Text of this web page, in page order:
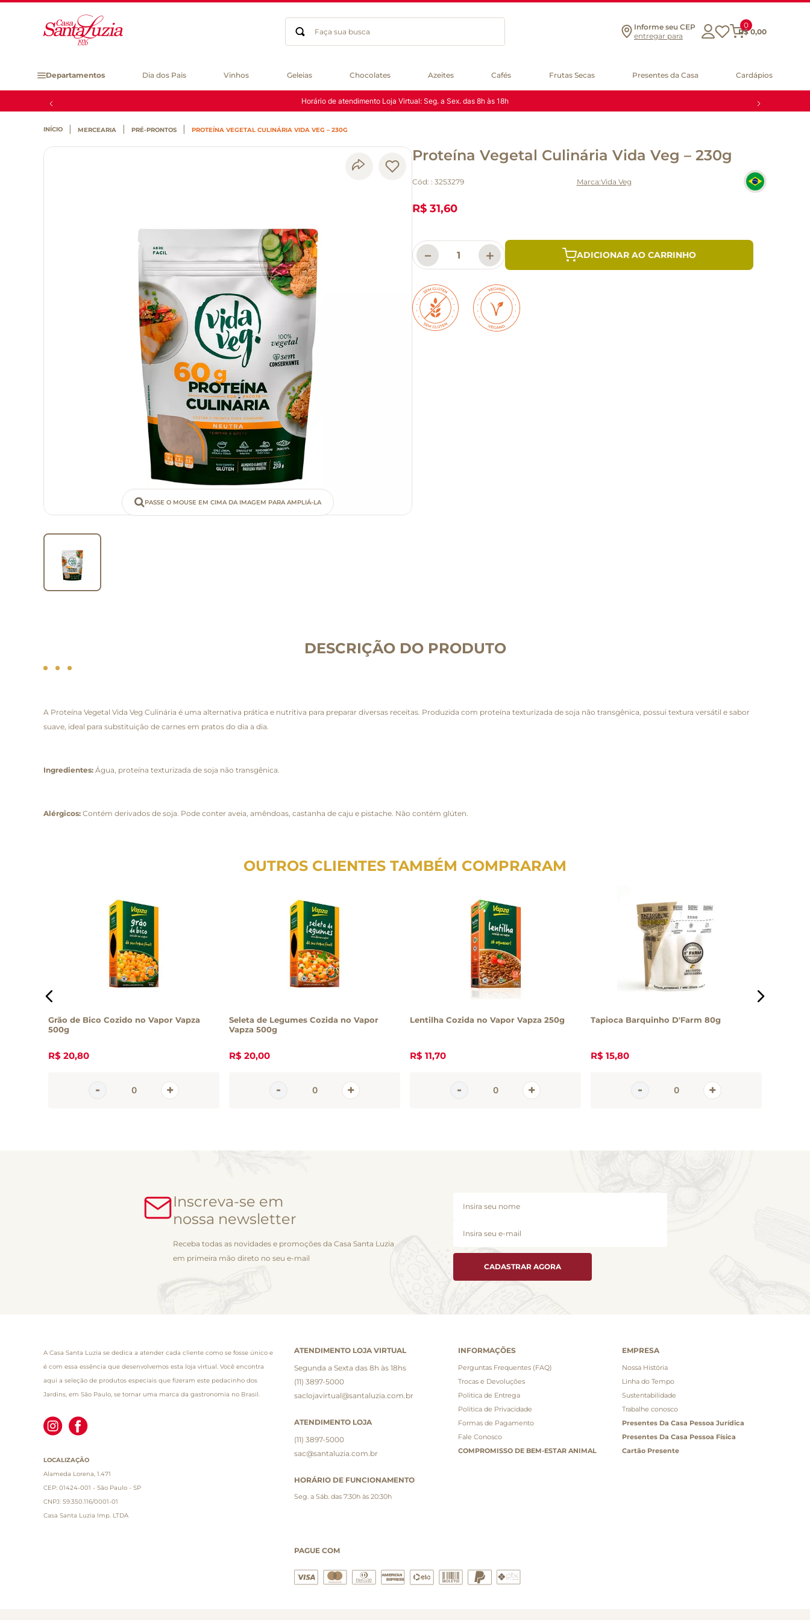
Faça sua busca
Informe seu CEP
entregar para
0
R$ 0,00
Departamentos Dia dos Pais Vinhos Geleias Chocolates Azeites Cafés Frutas Secas Presentes da Casa Cardápios
Horário de atendimento Loja Virtual: Seg. a Sex. das 8h às 18h
MERCEARIA PRÉ-PRONTOS PROTEÍNA VEGETAL CULINÁRIA VIDA VEG – 230G
PASSE O MOUSE EM CIMA DA IMAGEM PARA AMPLIÁ-LA
Proteína Vegetal Culinária Vida Veg – 230g
Cód: : 3253279 Vida Veg
R$ 31,60
＋
－ ADICIONAR AO CARRINHO
DESCRIÇÃO DO PRODUTO
A Proteína Vegetal Vida Veg Culinária é uma alternativa prática e nutritiva para preparar diversas receitas. Produzida com proteína texturizada de soja não transgênica, possui textura versátil e sabor
suave, ideal para substituição de carnes em pratos do dia a dia.
Ingredientes: Água, proteína texturizada de soja não transgênica.
Alérgicos: Contém derivados de soja. Pode conter aveia, amêndoas, castanha de caju e pistache. Não contém glúten.
OUTROS CLIENTES TAMBÉM COMPRARAM
Grão de Bico Cozido no Vapor Vapza
500g
R$ 20,80
Seleta de Legumes Cozida no Vapor
Vapza 500g
R$ 20,00
Lentilha Cozida no Vapor Vapza 250g
R$ 11,70
Tapioca Barquinho D'Farm 80g
R$ 15,80
Inscreva-se em
nossa newsletter
Receba todas as novidades e promoções da Casa Santa Luzia
em primeira mão direto no seu e-mail
CADASTRAR AGORA
A Casa Santa Luzia se dedica a atender cada cliente como se fosse único e
é com essa essência que desenvolvemos esta loja virtual. Você encontra
aqui a seleção de produtos especiais que fizeram este pedacinho dos
Jardins, em São Paulo, se tornar uma marca da gastronomia no Brasil.
LOCALIZAÇÃO
Alameda Lorena, 1.471
CEP: 01424-001 - São Paulo - SP
CNPJ: 59.350.116/0001-01
Casa Santa Luzia Imp. LTDA
ATENDIMENTO LOJA VIRTUAL
Segunda a Sexta das 8h às 18hs
(11) 3897-5000
saclojavirtual@santaluzia.com.br
ATENDIMENTO LOJA
(11) 3897-5000
sac@santaluzia.com.br
HORÁRIO DE FUNCIONAMENTO
Seg. a Sáb. das 7:30h às 20:30h
INFORMAÇÕES
Perguntas Frequentes (FAQ)
Trocas e Devoluções
Politica de Entrega
Politica de Privacidade
Formas de Pagamento
Fale Conosco
COMPROMISSO DE BEM-ESTAR ANIMAL
EMPRESA
Nossa História
Linha do Tempo
Sustentabilidade
Trabalhe conosco
Presentes Da Casa Pessoa Jurídica
Presentes Da Casa Pessoa Física
Cartão Presente
PAGUE COM
gluten
chá
macarrão